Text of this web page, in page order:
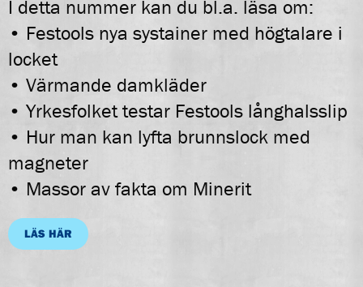
I detta nummer kan du bl.a. läsa om:
• Festools nya systainer med högtalare i
locket
• Värmande damkläder
• Yrkesfolket testar Festools långhalsslip
• Hur man kan lyfta brunnslock med
magneter
• Massor av fakta om Minerit
LÄS HÄR